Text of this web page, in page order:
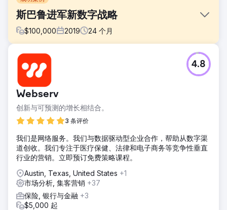
斯巴鲁进军新数字战略
$100,000 2019 24 个月
挑战
斯巴鲁竞争对手通过对斯巴鲁车型术语进行竞价，在搜索工作
中变得越来越积极，通常是在广泛修改的基础上，这显着增加
了成本。鉴于预算限制，我们必须制定可持续的方法来减少支
出。
解决方案
第 1 阶段 – 设置：SEP 为所有 SUBARU 车型搜索工作实施了
一项“联合搜索”研究，深入了解哪些竞争对手最常投放针对
SUBARU 的广告。第 3 阶段 – 投标修改测试
我们能够利用受众定位和出价修改来减少支出并改善预算使
用。被归类为斯巴鲁有购买意向的人群的平均每次点击费用降
低了 77% 新会话的百分比增加了 21% 未确定为斯巴鲁有购买
意向的人群的支出增加了 32%
Webserv
创新与可预测的增长相结合。
3 条评价
4.8
我们是网络服务。我们与数据驱动型企业合作，帮助从数字渠
道创收。我们专注于医疗保健、法律和电子商务等竞争性垂直
行业的营销。立即预订免费策略课程。
Austin, Texas, United States +1
市场分析, 集客营销 +37
保险, 银行与金融 +3
$5,000 起